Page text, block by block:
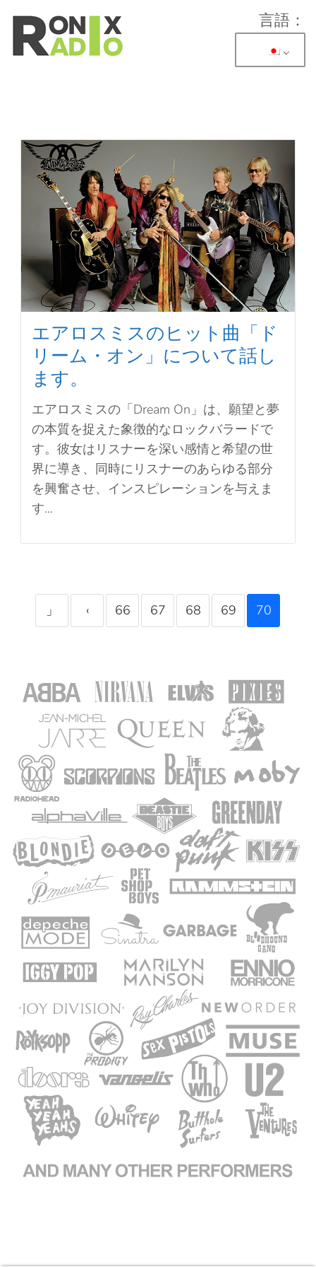
送コンテンツ
言語：
エアロスミスのヒット曲「ド
リーム・オン」について話し
ます。
エアロスミスの「Dream On」は、願望と夢
の本質を捉えた象徴的なロックバラードで
す。彼女はリスナーを深い感情と希望の世
界に導き、同時にリスナーのあらゆる部分
を興奮させ、インスピレーションを与えま
す...
」 ‹ 66 67 68 69 70